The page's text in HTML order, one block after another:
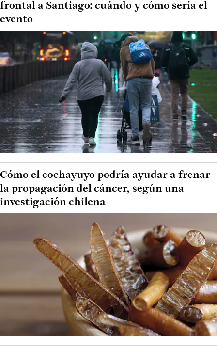
frontal a Santiago: cuándo y cómo sería el
evento
Cómo el cochayuyo podría ayudar a frenar
la propagación del cáncer, según una
investigación chilena